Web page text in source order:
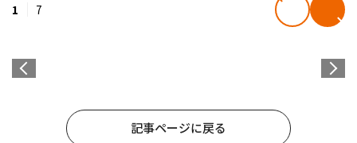
1 7
記事ページに戻る